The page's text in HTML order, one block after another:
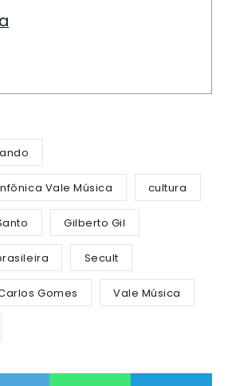
Vale Música cultura
Gilberto Gil
Secult
Gomes Vale Música